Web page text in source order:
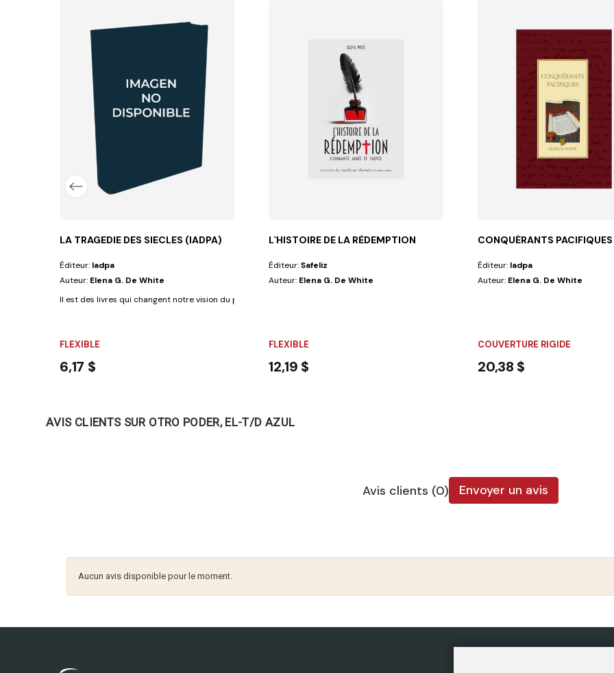
LA TRAGEDIE DES SIECLES (IADPA)
Éditeur: Iadpa
Auteur: Elena G. De White
Il est des livres qui changent notre vision du passé, du présent et du futur,...
FLEXIBLE
6,17 $
L`HISTOIRE DE LA RÈDEMPTION
Éditeur:Safeliz
Auteur: Elena G. De White
FLEXIBLE
12,19 $
CONQUÉRANTS
Éditeur: Iadpa
Auteur: Elena G. De White
COUVERTURE RIGIDE
20,38 $
AVIS CLIENTS SUR OTRO PODER, EL-T/D AZUL
Avis clients (0) Envoyer un avis
Aucun avis disponible pour le moment.